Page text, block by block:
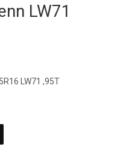
LW71
LW71 ,95T